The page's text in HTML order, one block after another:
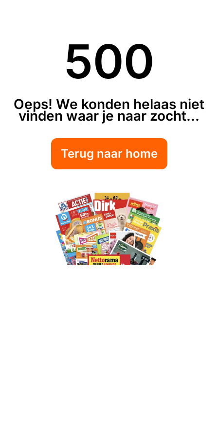
500
Oeps! We konden helaas niet
vinden waar je naar zocht...
Terug naar home